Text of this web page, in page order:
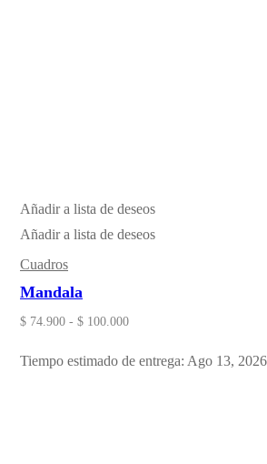
Añadir a lista de deseos
Añadir a lista de deseos
Cuadros
Mandala
$ 74.900 - $ 100.000
Tiempo estimado de entrega: Ago 13,